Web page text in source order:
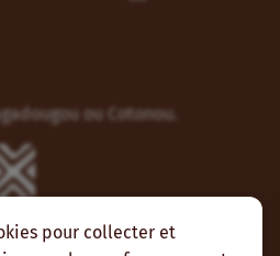
pour collecter et
ou Cotonou.
à nos flux RSS et nous